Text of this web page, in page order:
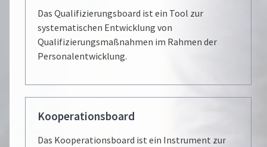
Das Qualifizierungsboard ist ein Tool zur
systematischen Entwicklung von
Qualifizierungsmaßnahmen im Rahmen der
Personalentwicklung.
Kooperationsboard
Das Kooperationsboard ist ein Instrument zur